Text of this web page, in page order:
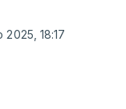
2025, 18:17